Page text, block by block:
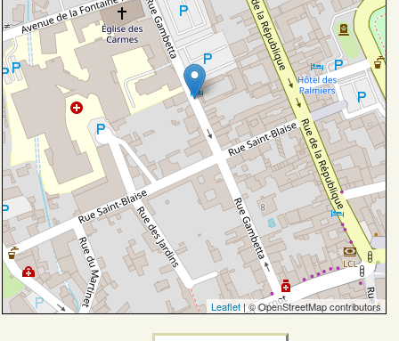
Leaflet| © OpenStreetMap contributors